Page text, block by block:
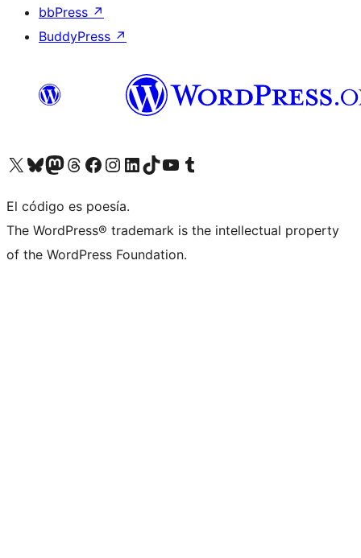
bbPress ↗
BuddyPress ↗
Visita nuestra cuenta de X (anteriormente Twitter)
Visita nuestra cuenta de Bluesky
Visita nuestra cuenta de Mastodon
Visita nuestra cuenta de Threads
Visita nuestra página de Facebook
Visita nuestra cuenta de Instagram
Visita nuestra cuenta de LinkedIn
Visita nuestra cuenta de TikTok
Visita nuestro canal de YouTube
Visita nuestra cuenta de Tumblr
El código es poesía.
The WordPress® trademark is the intellectual property
of the WordPress Foundation.